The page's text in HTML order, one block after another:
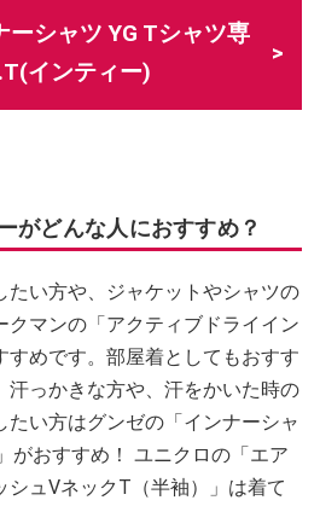
シャツ YG Tシャツ専
インティー)
がどんな人におすすめ？
たい方や、ジャケットやシャツの
クマンの「アクティブドライイン
すめです。部屋着としてもおすす
汗っかきな方や、汗をかいた時の
たい方はグンゼの「インナーシャ
がおすすめ！ ユニクロの「エア
シュVネックT（半袖）」は着て